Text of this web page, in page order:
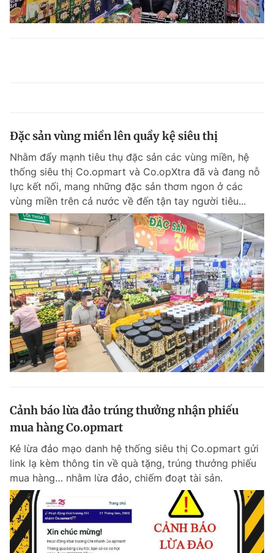
Đặc sản vùng miền lên quầy kệ siêu thị
Nhằm đẩy mạnh tiêu thụ đặc sản các vùng miền, hệ
thống siêu thị Co.opmart và Co.opXtra đã và đang nỗ
lực kết nối, mang những đặc sản thơm ngon ở các
vùng miền trên cả nước về đến tận tay người tiêu...
Cảnh báo lừa đảo trúng thưởng nhận phiếu
mua hàng Co.opmart
Kẻ lừa đảo mạo danh hệ thống siêu thị Co.opmart gửi
link lạ kèm thông tin về quà tặng, trúng thưởng phiếu
mua hàng… nhằm lừa đảo, chiếm đoạt tài sản.